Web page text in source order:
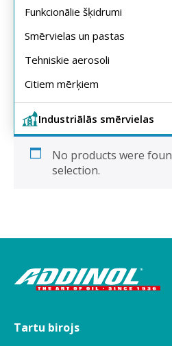
Funkcionālie šķidrumi
Smērvielas un pastas
Tehniskie aerosoli
Citiem mērķiem
Industriālās smērvielas
No products were
selection.
Tartu birojs